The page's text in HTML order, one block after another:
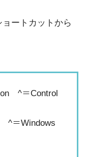
ートカットから
^＝Control
＝Windows